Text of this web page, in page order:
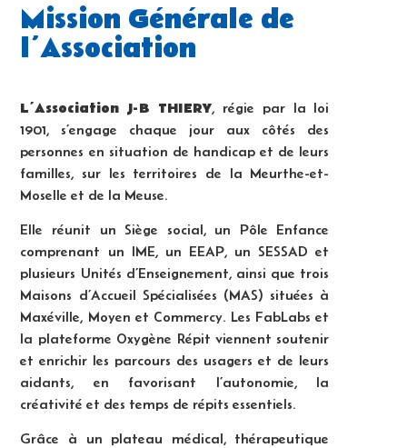
Mission Générale de
l’Association
L’Association J-B THIERY, régie par la loi
1901, s’engage chaque jour aux côtés des
personnes en situation de handicap et de leurs
familles, sur les territoires de la Meurthe-et-
Moselle et de la Meuse.
Elle réunit un Siège social, un Pôle Enfance
comprenant un IME, un EEAP, un SESSAD et
plusieurs Unités d’Enseignement, ainsi que trois
Maisons d’Accueil Spécialisées (MAS) situées à
Maxéville, Moyen et Commercy. Les FabLabs et
la plateforme Oxygène Répit viennent soutenir
et enrichir les parcours des usagers et de leurs
aidants, en favorisant l’autonomie, la
créativité et des temps de répits essentiels.
Grâce à un plateau médical, thérapeutique